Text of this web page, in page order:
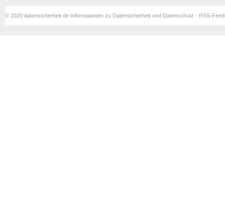
© 2020 datensicherheit.de Informationen zu Datensicherheit und Datenschutz - RSS-